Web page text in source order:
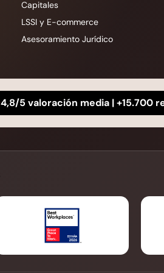
Capitales
LSSI y E-commerce
Asesoramiento Jurídico
4,8/5 valoración media | +15.700